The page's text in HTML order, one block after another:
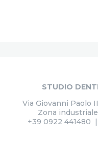
STUDIO
Via Giovanni Paolo
Zona
+39 0922 441480 |